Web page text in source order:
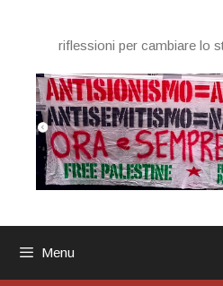
contenutoriflessioni per cambiare lo
Menu